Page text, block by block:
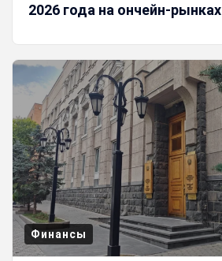
2026 года на ончейн-рынках
Финансы